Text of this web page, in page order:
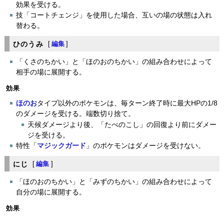
効果を受ける。
技「コートチェンジ」を使用した場合、互いの場の状態は入れ
替わる。
ひのうみ [ 編集 ]
「くさのちかい」と「ほのおのちかい」の組み合わせによって
相手の場に展開する。
効果
ほのおタイプ以外のポケモンは、毎ターン終了時に最大HPの1/8
のダメージを受ける。端数切り捨て。
天候ダメージより後、「たべのこし」の回復より前にダメー
ジを受ける。
特性「 マジックガード 」のポケモンはダメージを受けない。
にじ [ 編集 ]
「ほのおのちかい」と「みずのちかい」の組み合わせによって
自分の場に展開する。
効果